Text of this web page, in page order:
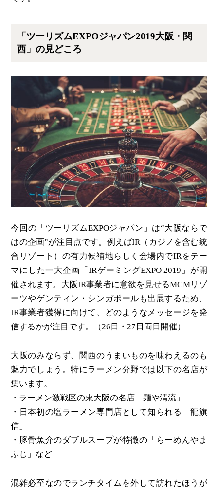
「ツーリズムEXPOジャパン2019大阪・関
西」の見どころ
今回の「ツーリズムEXPOジャパン」は“大阪ならで
はの企画”が注目点です。例えばIR（カジノを含む統
合リゾート）の有力候補地らしく会場内でIRをテー
マにした一大企画「IRゲーミングEXPO 2019」が開
催されます。大阪IR事業者に意欲を見せるMGMリゾ
ーツやゲンティン・シンガポールも出展するため、
IR事業者獲得に向けて、どのようなメッセージを発
信するかが注目です。（26日・27日両日開催）
大阪のみならず、関西のうまいものを味わえるのも
魅力でしょう。特にラーメン分野では以下の名店が
集います。
・ラーメン激戦区の東大阪の名店「麺や清流」
・日本初の塩ラーメン専門店として知られる「龍旗
信」
・豚骨魚介のダブルスープが特徴の「らーめんやま
ふじ」など
混雑必至なのでランチタイムを外して訪れたほうが